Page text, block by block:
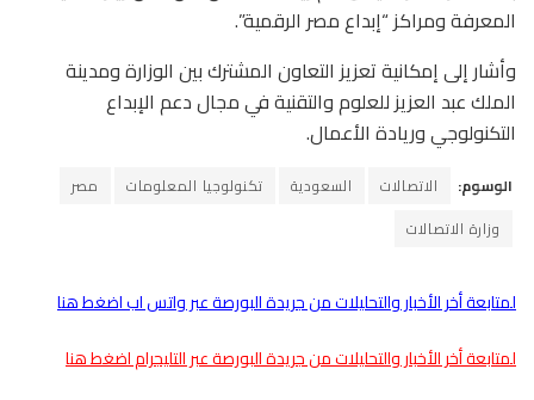
المعرفة ومراكز “إبداع مصر الرقمية”.
وأشار إلى إمكانية تعزيز التعاون المشترك بين الوزارة ومدينة
الملك عبد العزيز للعلوم والتقنية في مجال دعم الإبداع
التكنولوجي وريادة الأعمال.
الوسوم: الاتصالات السعودية تكنولوجيا المعلومات
مصر
وزارة الاتصالات
لمتابعة أخر الأخبار والتحليلات من جريدة البورصة عبر واتس اب اضغط هنا
لمتابعة أخر الأخبار والتحليلات من جريدة البورصة عبر التليجرام اضغط هنا